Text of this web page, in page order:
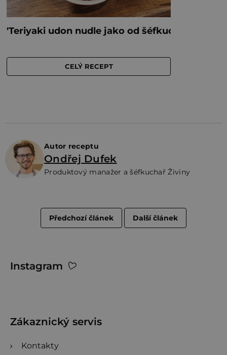
Autor receptu
Ondřej Dufek
Produktový manažer a šéfkuchař Živiny
Předchozí článek Další článek
Instagram
Zákaznický servis
Kontakty